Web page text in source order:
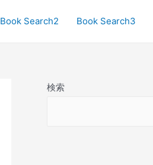
Book Search2 Book Search3
検索